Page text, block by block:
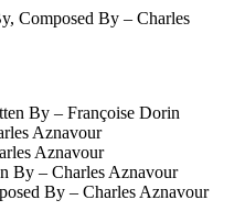
Composed By – Charles
By – Françoise Dorin
Aznavour
Aznavour
By – Charles Aznavour
By – Charles Aznavour